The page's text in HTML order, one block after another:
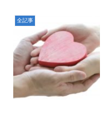
全記事